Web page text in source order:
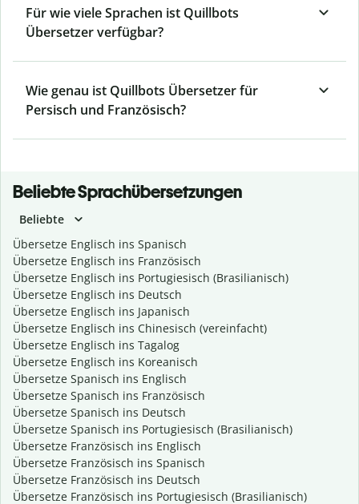
Für wie viele Sprachen ist Quillbots
Übersetzer verfügbar?
Wie genau ist Quillbots Übersetzer für
Persisch und Französisch?
Beliebte Sprachübersetzungen
Beliebte
Übersetze Englisch ins Spanisch
Übersetze Englisch ins Französisch
Übersetze Englisch ins Portugiesisch (Brasilianisch)
Übersetze Englisch ins Deutsch
Übersetze Englisch ins Japanisch
Übersetze Englisch ins Chinesisch (vereinfacht)
Übersetze Englisch ins Tagalog
Übersetze Englisch ins Koreanisch
Übersetze Spanisch ins Englisch
Übersetze Spanisch ins Französisch
Übersetze Spanisch ins Deutsch
Übersetze Spanisch ins Portugiesisch (Brasilianisch)
Übersetze Französisch ins Englisch
Übersetze Französisch ins Spanisch
Übersetze Französisch ins Deutsch
Übersetze Französisch ins Portugiesisch (Brasilianisch)